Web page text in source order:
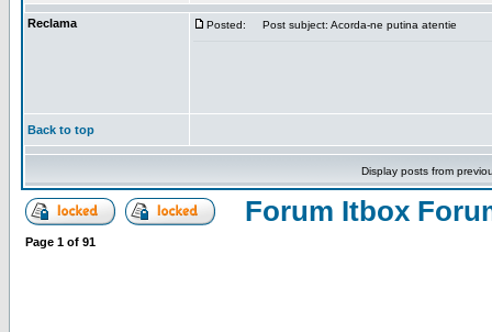
Reclama Posted: Post subject: Acorda-ne putina atentie
Back to top
Display posts from
Forum Itbox
Page 1 of 91